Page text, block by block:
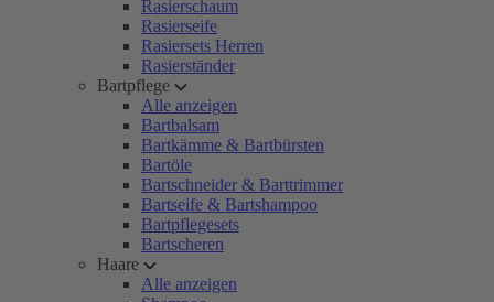
Rasierschaum
Rasierseife
Rasiersets Herren
Rasierständer
Bartpflege
Alle anzeigen
Bartbalsam
Bartkämme & Bartbürsten
Bartöle
Bartschneider & Barttrimmer
Bartseife & Bartshampoo
Bartpflegesets
Bartscheren
Haare
Alle anzeigen